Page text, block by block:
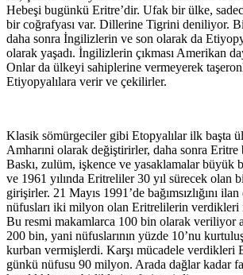
Hebeşi bugünkü Eritre’dir. Ufak bir ülke,
bir coğrafyası var. Dillerine Tigrini deniliyor.
daha sonra İngilizlerin ve son olarak da
olarak yaşadı. İngilizlerin çıkması Amerikan
Onlar da ülkeyi sahiplerine vermeyerek
Etiyopyalılara verir ve çekilirler.
Klasik sömürgeciler gibi Etopyalılar ilk başta
Amharıni olarak değiştirirler, daha sonra Eritre
Baskı, zulüm, işkence ve yasaklamalar büyük
ve 1961 yılında Eritreliler 30 yıl sürecek olan
girişirler. 21 Mayıs 1991’de bağımsızlığını
nüfusları iki milyon olan Eritrelilerin verdikleri
Bu resmi makamlarca 100 bin olarak veriliyor
200 bin, yani nüfuslarının yüzde 10’nu
kurban vermişlerdi. Karşı mücadele verdikleri
günkü nüfusu 90 milyon. Arada dağlar kadar